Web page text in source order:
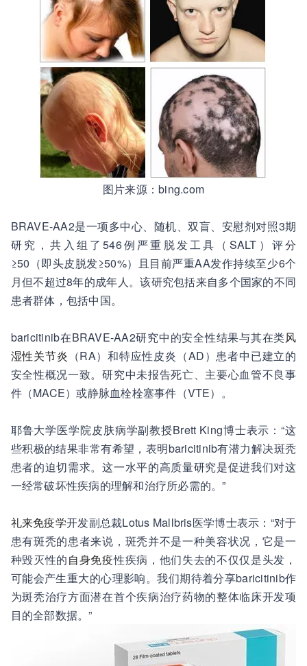
图片来源：bing.com
BRAVE-AA2是一项多中心、随机、双盲、安慰剂对照3期
研究，共入组了546例严重脱发工具（SALT）评分
≥50（即头皮脱发≥50%）且目前严重AA发作持续至少6个
月但不超过8年的成年人。该研究包括来自多个国家的不同
患者群体，包括中国。
baricitinib在BRAVE-AA2研究中的安全性结果与其在类风
湿性关节炎 （RA）和特应性皮炎（AD）患者中已建立的
安全性概况一致。研究中未报告死亡、主要心血管不良事
件（MACE）或静脉血栓栓塞事件（VTE）。
耶鲁大学医学院皮肤病学副教授Brett King博士表示：“这
些积极的结果非常有希望，表明baricitinib有潜力解决斑秃
患者的迫切需求。这一水平的高质量研究是促进我们对这
一经常破坏性疾病的理解和治疗所必需的。”
礼来免疫学开发副总裁Lotus Mallbris医学博士表示：“对于
患有斑秃的患者来说，斑秃并不是一种美容状况，它是一
种毁灭性的自身免疫性疾病，他们失去的不仅仅是头发，
可能会产生重大的心理影响。我们期待着分享baricitinib作
为斑秃治疗方面潜在首个疾病治疗药物的整体临床开发项
目的全部数据。”